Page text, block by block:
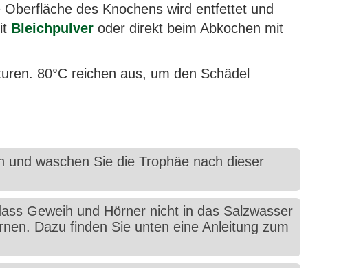
des Knochens wird entfettet und
Bleichpulver oder direkt beim Abkochen mit
80°C reichen aus, um den Schädel
waschen Sie die Trophäe nach dieser
Geweih und Hörner nicht in das Salzwasser
Dazu finden Sie unten eine Anleitung zum